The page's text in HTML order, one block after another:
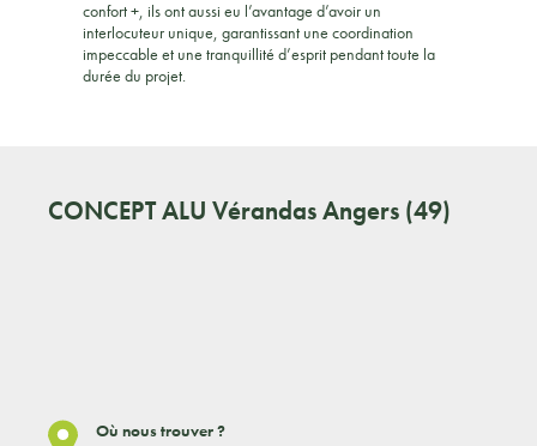
confort +, ils ont aussi eu l’avantage d’avoir un
interlocuteur unique, garantissant une coordination
impeccable et une tranquillité d’esprit pendant toute la
durée du projet.
CONCEPT ALU Vérandas Angers (49)
Où nous trouver ?